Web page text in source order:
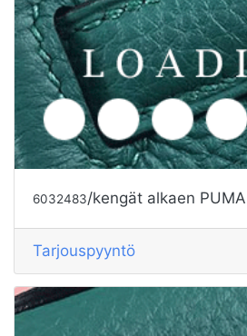
/kengät alkaen PUMA